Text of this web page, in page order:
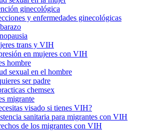
ginecológica
y enfermedades ginecológicas
trans y VIH
en mujeres con VIH
hombre
sexual en el hombre
ser padre
chemsex
migrante
visado si tienes VIH?
sanitaria para migrantes con VIH
de los migrantes con VIH